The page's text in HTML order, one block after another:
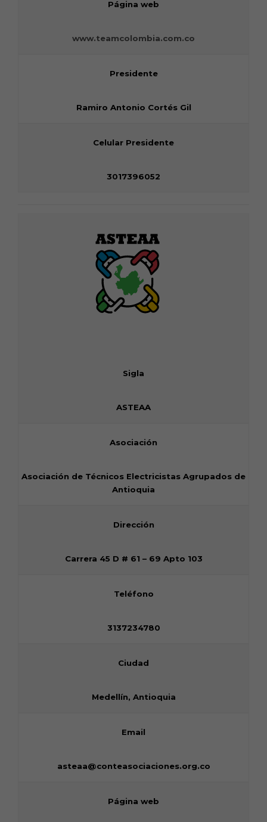
Página web
www.teamcolombia.com.co
Presidente
Ramiro Antonio Cortés Gil
Celular Presidente
3017396052
Sigla
ASTEAA
Asociación
Asociación de Técnicos Electricistas Agrupados de
Antioquia
Dirección
Carrera 45 D # 61 – 69 Apto 103
Teléfono
3137234780
Ciudad
Medellín, Antioquia
Email
asteaa@conteasociaciones.org.co
Página web